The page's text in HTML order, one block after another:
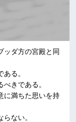
ッダ方の宮殿と同
る。
きである。
に満ちた思いを持
ない。